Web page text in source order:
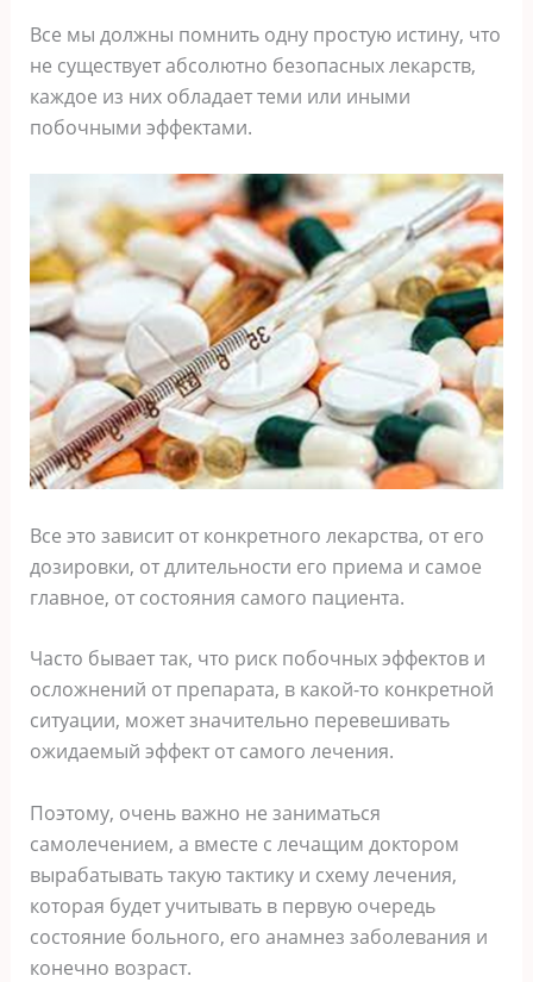
Все мы должны помнить одну простую истину, что
не существует абсолютно безопасных лекарств,
каждое из них обладает теми или иными
побочными эффектами.
Все это зависит от конкретного лекарства, от его
дозировки, от длительности его приема и самое
главное, от состояния самого пациента.
Часто бывает так, что риск побочных эффектов и
осложнений от препарата, в какой-то конкретной
ситуации, может значительно перевешивать
ожидаемый эффект от самого лечения.
Поэтому, очень важно не заниматься
самолечением, а вместе с лечащим доктором
вырабатывать такую тактику и схему лечения,
которая будет учитывать в первую очередь
состояние больного, его анамнез заболевания и
конечно возраст.